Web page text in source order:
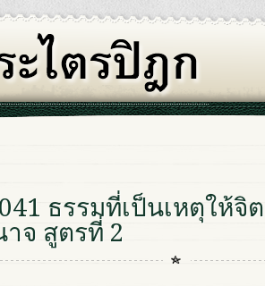
ธรรมที่เป็นเหตุให้จิ
าจ สูตรที่ 2